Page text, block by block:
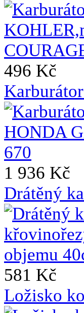
496 Kč
1 936 Kč
Drátěný
581 Kč
Ložisko